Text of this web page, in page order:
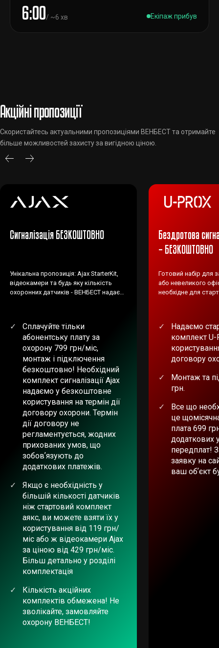
6:00/ ~6 хв Екіпаж прибув
Акційні пропозиції
Скористайтесь актуальними пропозиціями ВЕНБЕСТ та отримайте
більше можливостей захисту за вигідною ціною.
Сигналізація БЕЗКОШТОВНО
Унікальна пропозиція: Ajax StarterKit,
відеокамери та будь яку кількість
охоронних датчиків - ВЕНБЕСТ надає
Сплачуйте тільки
абонентську плату за
охорону 799 грн/міс,
монтаж і підключення
безкоштовно! Необхідний
комплект сигналізації Ajax
надаємо у безкоштовне
користування на термін дії
договору охорони. Термін
дії договору не
регламентується, жодних
прихованих умов, що
зобовʼязують до
додаткових платежів.
Якщо є необхідність у
більшій кількості датчиків
ніж стартовий комплект
аякс, ви можете взяти їх у
користування від 119 грн/
міс або ж відеокамери Ajax
за ціною від 429 грн/міс.
Більш детально у розділі
комплектація
Кількість акційних
комплектів обмежена! Не
зволікайте, замовляйте
охорону ВЕНБЕСТ!
Бездротова
– БЕЗКОШТОВНО
Готовий набір для
або невеликого
необхідне для
Надаємо
комплект U-
договору
Монтаж та
грн.
Все що
це
плата 699
додаткових
передплат!
заявку на
ваш обʼєкт